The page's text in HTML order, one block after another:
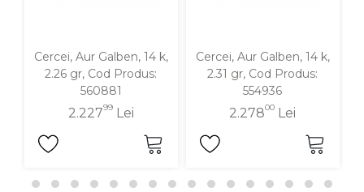
Cercei, Aur Galben, 14 k,
2.26 gr, Cod Produs:
560881
2.22799Lei
Cercei, Aur Galben, 14 k,
2.31 gr, Cod Produs:
554936
2.27800 Lei